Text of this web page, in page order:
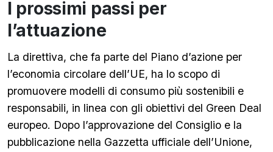
I prossimi passi per
l’attuazione
La direttiva, che fa parte del Piano d’azione per
l’economia circolare dell’UE, ha lo scopo di
promuovere modelli di consumo più sostenibili e
responsabili, in linea con gli obiettivi del Green Deal
europeo. Dopo l’approvazione del Consiglio e la
pubblicazione nella Gazzetta ufficiale dell’Unione,